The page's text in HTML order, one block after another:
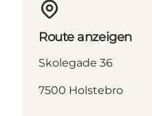
Route anzeigen
Skolegade 36
7500 Holstebro